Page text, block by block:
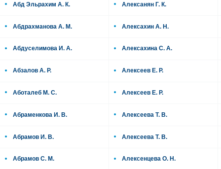
Абд Эльрахим А. К.
Абдрахманова А. М.
Абдуселимова И. А.
Абзалов А. Р.
Аботалеб М. С.
Абраменкова И. В.
Абрамов И. В.
Абрамов С. М.
Алексанян Г. К.
Алексахин А. Н.
Алексахина С. А.
Алексеев Е. Р.
Алексеев Е. Р.
Алексеева Т. В.
Алексеева Т. В.
Алексенцева О. Н.